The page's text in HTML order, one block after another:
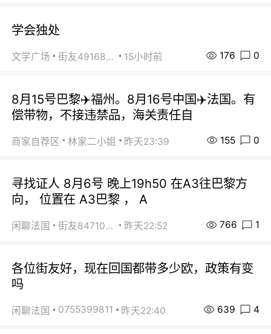
学会独处
文学广场 街友49168527 15小时前 176 0
8月15号巴黎✈️福州。8月16号中国✈️法国。有
偿带物，不接违禁品，海关责任自
商家自荐区 林家二小姐 昨天23:39 155 0
寻找证人 8月6号 晚上19h50 在A3往巴黎方
向， 位置在 A3巴黎 ， A
闲聊法国 街友84710671 昨天22:52 766 1
各位街友好，现在回国都带多少欧，政策有变
吗
闲聊法国 0755399811 昨天22:40 639 4